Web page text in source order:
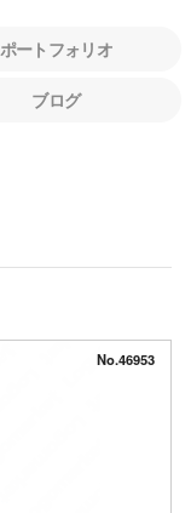
ポートフォリオ
ブログ
No.46953